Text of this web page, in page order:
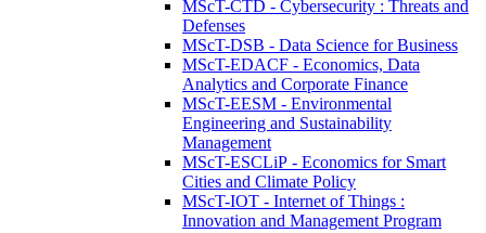
MScT-CTD - Cybersecurity : Threats and
Defenses
MScT-DSB - Data Science for Business
MScT-EDACF - Economics, Data
Analytics and Corporate Finance
MScT-EESM - Environmental
Engineering and Sustainability
Management
MScT-ESCLiP - Economics for Smart
Cities and Climate Policy
MScT-IOT - Internet of Things :
Innovation and Management Program